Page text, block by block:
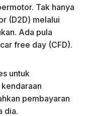
Tak hanya
(D2D) melalui
Ada pula
free day (CFD).
untuk
pembayaran
dia.